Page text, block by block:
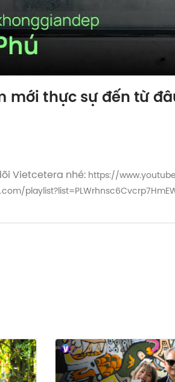
mới thực sự đến từ
Vietcetera nhé: https://
bạn có thể nghe tập podcast
3wmvLKi
bạn có thể donate tại: